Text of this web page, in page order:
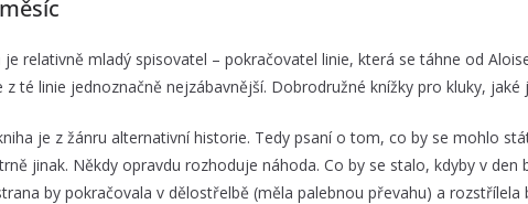
relativně mladý spisovatel – pokračovatel linie, která se táhne od
z té linie jednoznačně nejzábavnější. Dobrodružné knížky pro kluky,
je z žánru alternativní historie. Tedy psaní o tom, co by se mohlo
jinak. Někdy opravdu rozhoduje náhoda. Co by se stalo, kdyby v den
by pokračovala v dělostřelbě (měla palebnou převahu) a rozstřílela